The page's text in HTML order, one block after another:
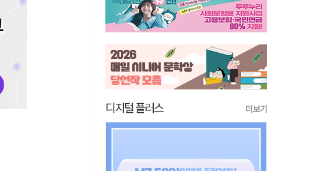
디지털 플러스 더보기